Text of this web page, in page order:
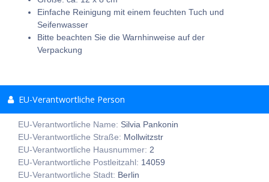
Einfache Reinigung mit einem feuchten Tuch und
Seifenwasser
Bitte beachten Sie die Warnhinweise auf der
Verpackung
EU-Verantwortliche Person
EU-Verantwortliche Name: Silvia Pankonin
EU-Verantwortliche Straße: Mollwitzstr
EU-Verantwortliche Hausnummer: 2
EU-Verantwortliche Postleitzahl: 14059
EU-Verantwortliche Stadt: Berlin